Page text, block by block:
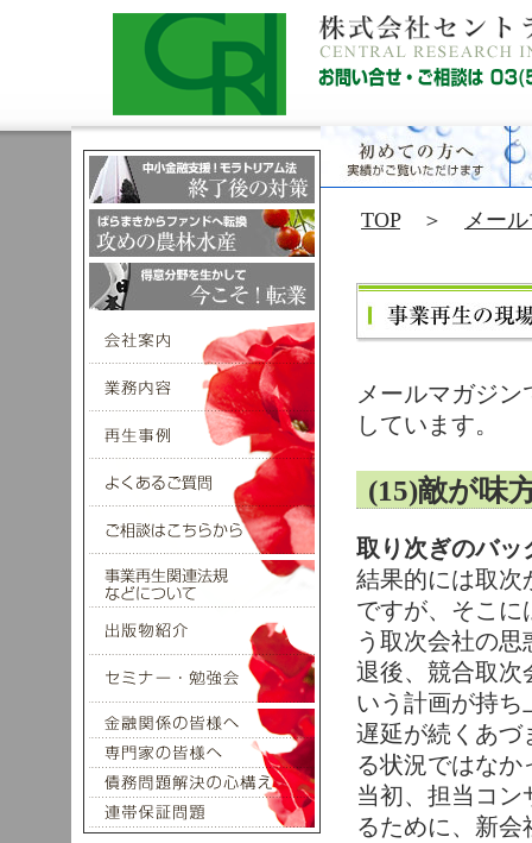
TOP＞ メー
メールマガジ
しています。
(15)敵が味
取り次ぎのバッ
結果的には取次
ですが、そこに
う取次会社の
退後、競合取次
いう計画が持ち
遅延が続くあづ
る状況ではなか
当初、担当コ
るために、新